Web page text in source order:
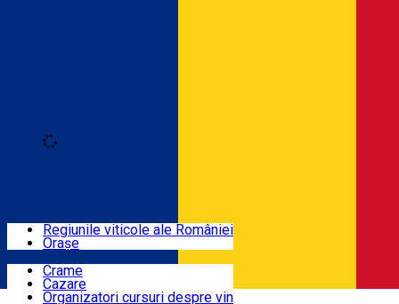
Locuri cu vin
Rute
Regiunile viticole ale României
Orașe
Crame
Cazare
Organizatori cursuri despre vin